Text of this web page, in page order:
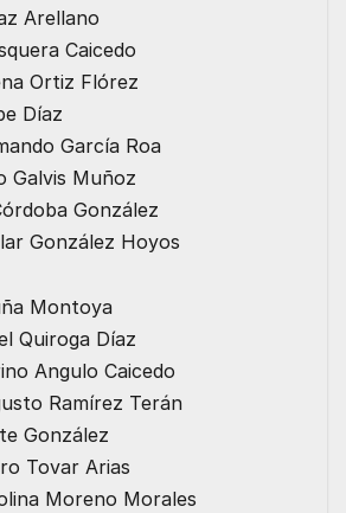
Arellano
Caicedo
Ortiz Flórez
Díaz
García Roa
Galvis Muñoz
González
González Hoyos
Montoya
Quiroga Díaz
Angulo Caicedo
Ramírez Terán
González
Tovar Arias
Moreno Morales